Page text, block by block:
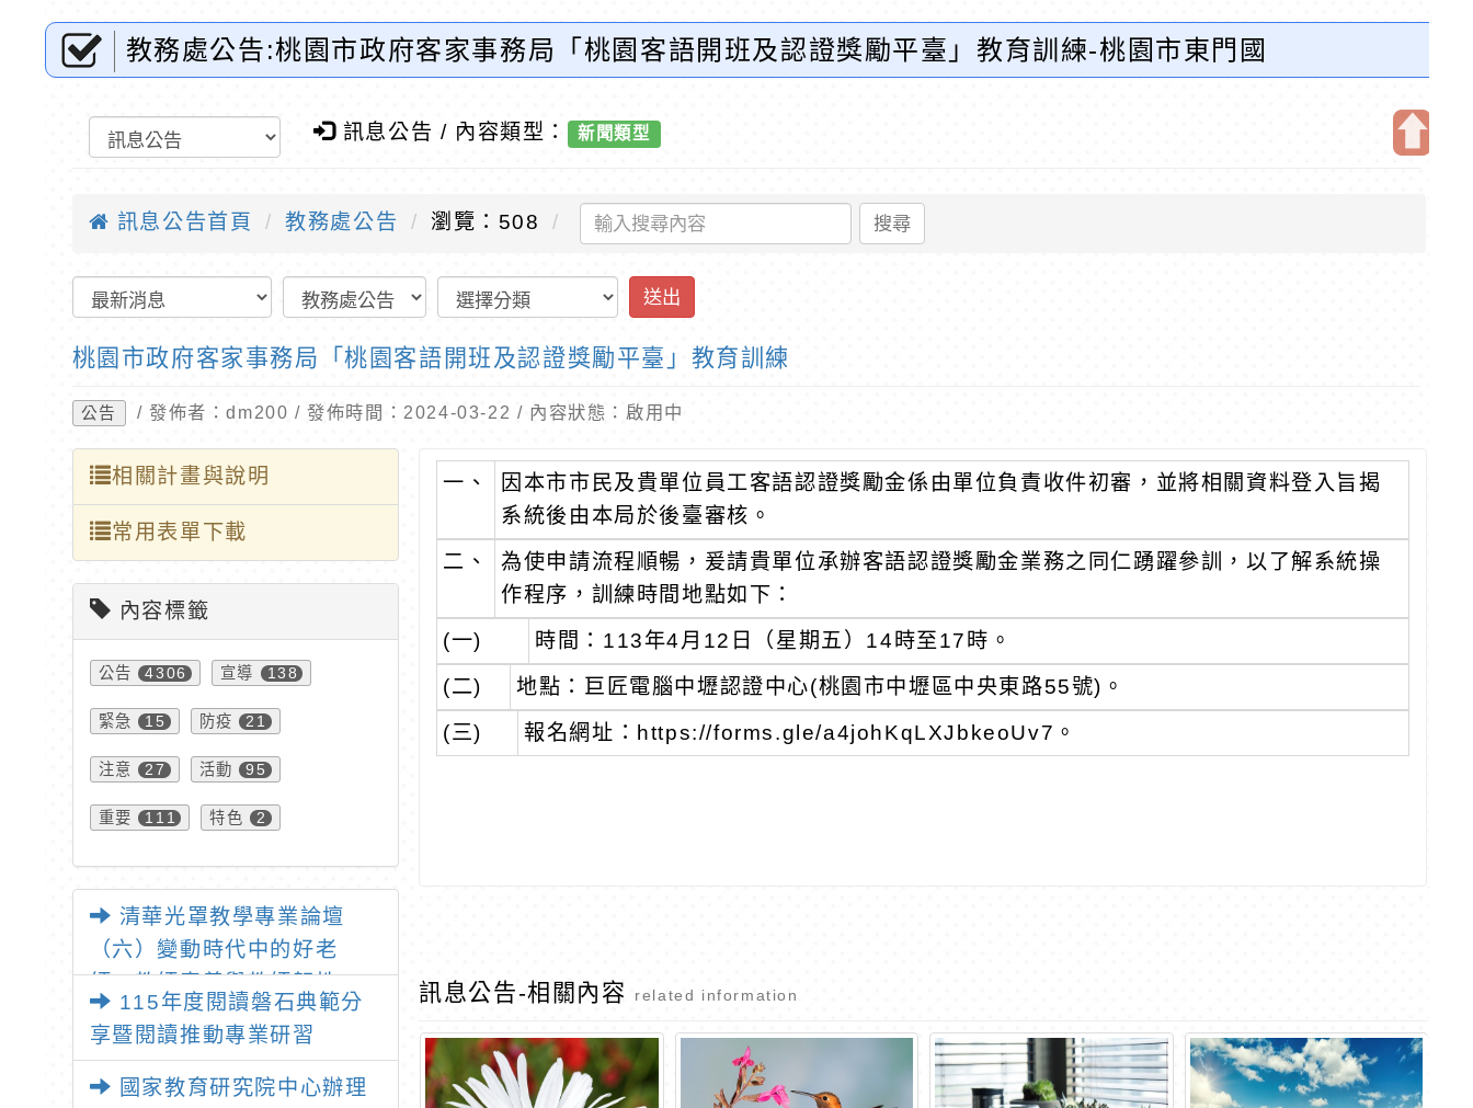
教務處公告:桃園市政府客家事務局「桃園客語開班及認證獎勵平臺」教育訓練-桃園市東門國
訊息公告 / 內容類型： 新聞類型
訊息公告首頁 教務處公告 瀏覽：508 搜尋
送出
桃園市政府客家事務局「桃園客語開班及認證獎勵平臺」教育訓練
公告 / 發佈者：dm200 / 發佈時間：2024-03-22 / 內容狀態：啟用中
相關計畫與說明
常用表單下載
內容標籤
公告 4306 宣導 138
緊急 15 防疫 21
注意 27 活動 95
重要 111 特色 2
清華光罩教學專業論壇
（六）變動時代中的好老
師：教師素養與教師韌性
115年度閱讀磐石典範分
享暨閱讀推動專業研習
國家教育研究院中心辦理
一、
因本市市民及貴單位員工客語認證獎勵金係由單位負責收件初審，並將相關資料登入旨揭
系統後由本局於後臺審核。
二、
為使申請流程順暢，爰請貴單位承辦客語認證獎勵金業務之同仁踴躍參訓，以了解系統操
作程序，訓練時間地點如下：
(一)
時間：113年4月12日（星期五）14時至17時。
(二)
地點：巨匠電腦中壢認證中心(桃園市中壢區中央東路55號)。
(三)
報名網址：https://forms.gle/a4johKqLXJbkeoUv7。
訊息公告-相關內容 related information